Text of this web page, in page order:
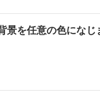
景を任意の色になじ